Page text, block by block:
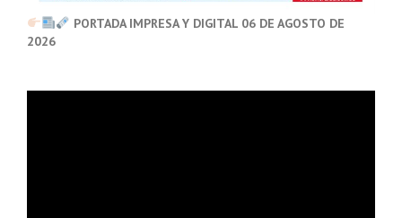
PORTADA IMPRESA Y DIGITAL 06 DE AGOSTO DE
2026